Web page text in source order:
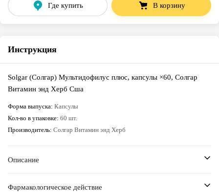
Где купить В корзину
Инструкция
Solgar (Солгар) Мультидофилус плюс, капсулы ×60, Солгар
Витамин энд Херб Сша
Форма выпуска: Капсулы
Кол-во в упаковке: 60 шт.
Производитель: Солгар Витамин энд Херб
Описание
Фармакологическое действие